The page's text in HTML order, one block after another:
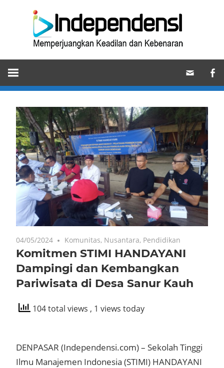
Memperjuangkan
Keadilan
dan
Kebenaran
04/05/2024 Komunitas, Nusantara, Pendidikan
Komitmen STIMI HANDAYANI
Dampingi dan Kembangkan
Pariwisata di Desa Sanur Kauh
104 total views , 1 views today
DENPASAR (Independensi.com) – Sekolah Tinggi
Ilmu Manajemen Indonesia (STIMI) HANDAYANI